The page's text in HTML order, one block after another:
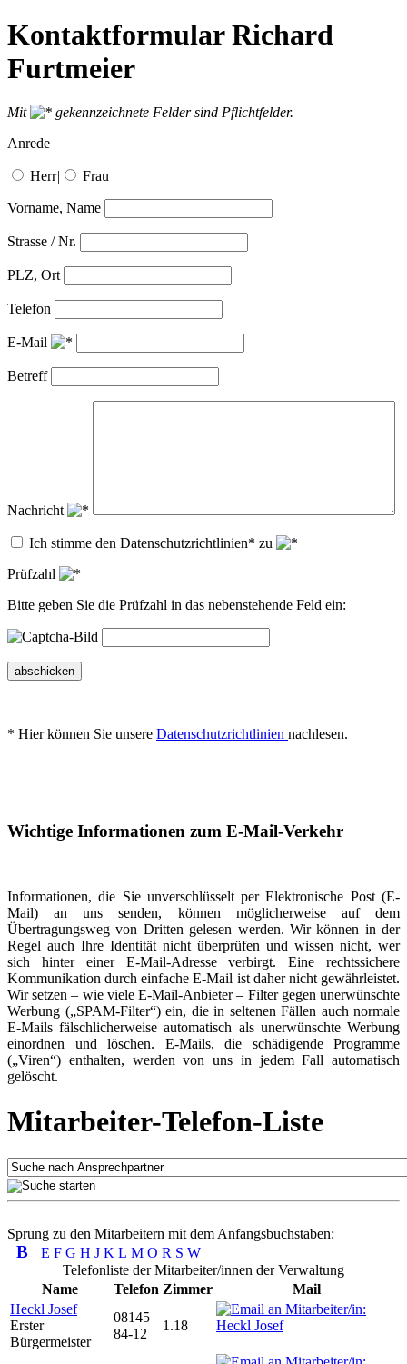
Kontaktformular Richard
Furtmeier
Mit
gekennzeichnete Felder sind Pflichtfelder.
Anrede
Herr| Frau
Vorname, Name
Strasse / Nr.
PLZ, Ort
Telefon
E-Mail
Betreff
Nachricht
Ich stimme den Datenschutzrichtlinien* zu
Prüfzahl
Bitte geben Sie die Prüfzahl in das nebenstehende Feld ein:
abschicken
* Hier können Sie unsere Datenschutzrichtlinien nachlesen.
Wichtige Informationen zum E-Mail-Verkehr
Informationen, die Sie unverschlüsselt per Elektronische Post (E-
Mail) an uns senden, können möglicherweise auf dem
Übertragungsweg von Dritten gelesen werden. Wir können in der
Regel auch Ihre Identität nicht überprüfen und wissen nicht, wer
sich hinter einer E-Mail-Adresse verbirgt. Eine rechtssichere
Kommunikation durch einfache E-Mail ist daher nicht gewährleistet.
Wir setzen – wie viele E-Mail-Anbieter – Filter gegen unerwünschte
Werbung („SPAM-Filter“) ein, die in seltenen Fällen auch normale
E-Mails fälschlicherweise automatisch als unerwünschte Werbung
einordnen und löschen. E-Mails, die schädigende Programme
(„Viren“) enthalten, werden von uns in jedem Fall automatisch
gelöscht.
Mitarbeiter-Telefon-Liste
Sprung zu den Mitarbeitern mit dem Anfangsbuchstaben:
B E F G H J K L M O R S W
Telefonliste der Mitarbeiter/innen der Verwaltung
Name
Telefon Zimmer
Mail
Heckl Josef
Erster
Bürgermeister
08145
84-12
1.18